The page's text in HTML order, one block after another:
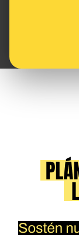
que se
indica